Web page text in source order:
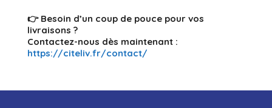
👉 Besoin d’un coup de pouce pour vos
livraisons ?
Contactez-nous dès maintenant :
https://citeliv.fr/contact/